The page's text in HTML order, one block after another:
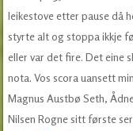
leikestove etter pause då
styrte alt og stoppa ikkje
eller var det fire. Det eine
nota. Vos scora uansett
Magnus Austbø Seth,
Nilsen Rogne sitt første